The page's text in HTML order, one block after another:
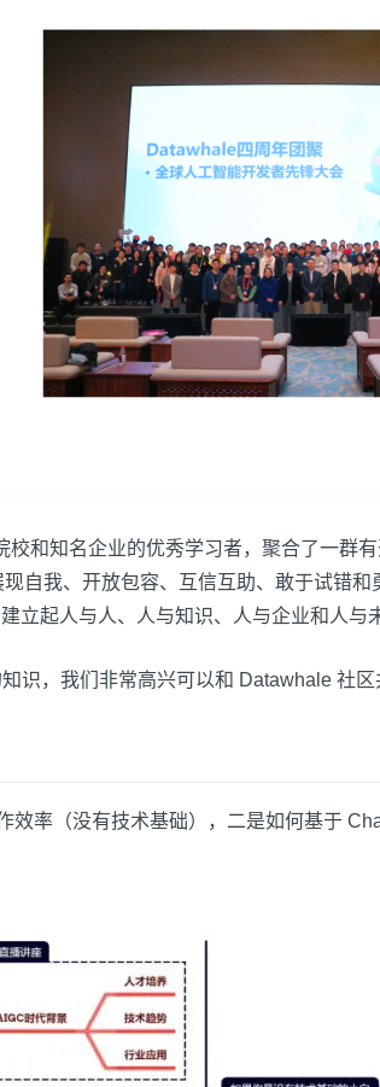
和知名企业的优秀学习者，聚合了一群
自我、开放包容、互信互助、敢于试错
立起人与人、人与知识、人与企业和人与
，我们非常高兴可以和 Datawhale 社区
率（没有技术基础），二是如何基于